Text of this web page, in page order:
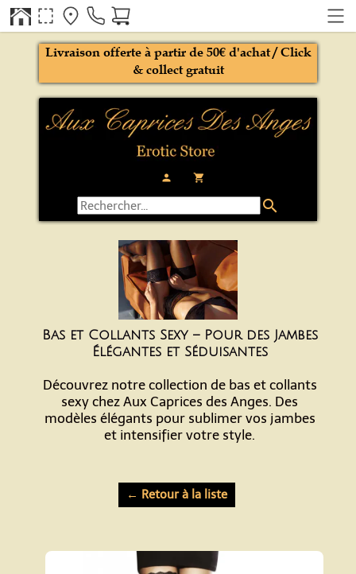
person local_grocery_store
Livraison offerte à partir de 50€ d'achat / Click
& collect gratuit
search
Bas et Collants Sexy – Pour des Jambes
Élégantes et Séduisantes
Découvrez notre collection de bas et collants
sexy chez Aux Caprices des Anges. Des
modèles élégants pour sublimer vos jambes
et intensifier votre style.
← Retour à la liste